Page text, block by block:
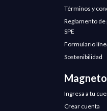
Términos y
Reglamento de
SPE
Formulario
Sostenibilidad
Ingresa a tu
Crear cuenta